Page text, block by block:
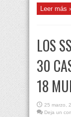
Leer más
LOS
30
18
25 marzo,
Deja un